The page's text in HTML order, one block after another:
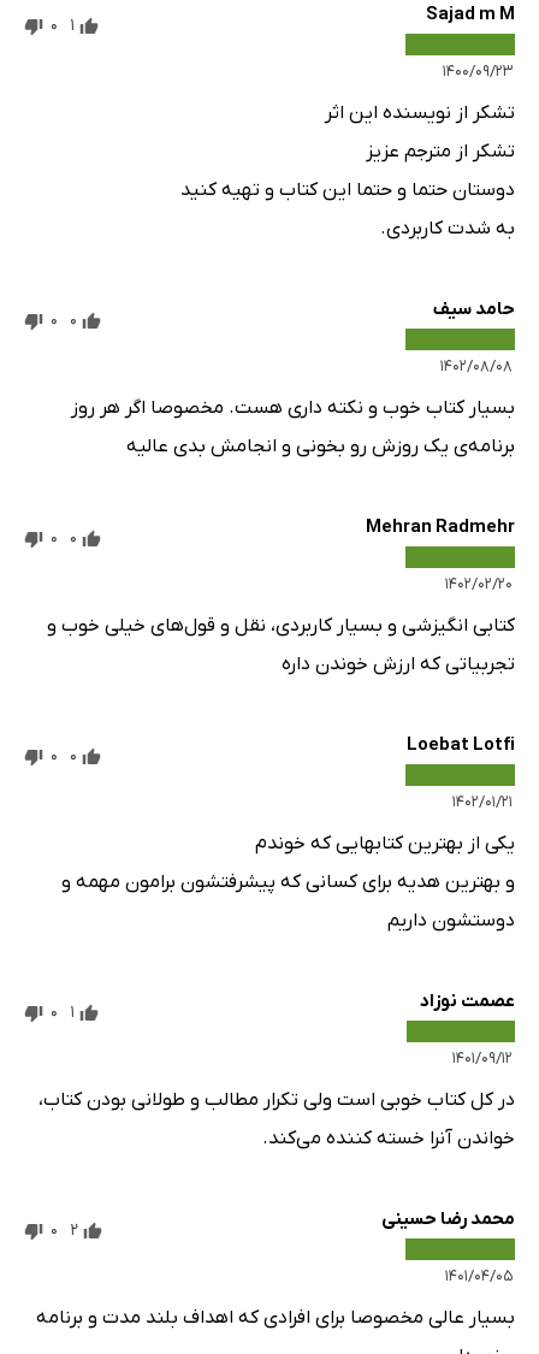
Sajad m M
۱۴۰۰/۰۹/۲۳
1
0
تشکر از نویسنده این اثر
تشکر از مترجم عزیز
دوستان حتما و حتما این کتاب و تهیه کنید
به شدت کاربردی.
حامد سیف
۱۴۰۲/۰۸/۰۸
0
0
بسیار کتاب خوب و نکته داری هست. مخصوصا اگر هر روز
برنامه‌ی یک روزش رو بخونی و انجامش بدی عالیه
Mehran Radmehr
۱۴۰۲/۰۲/۲۰
0
0
کتابی انگیزشی و بسیار کاربردی، نقل و قول‌های خیلی خوب و
تجربیاتی که ارزش خوندن داره
Loebat Lotfi
۱۴۰۲/۰۱/۲۱
0
0
یکی از بهترین کتابهایی که خوندم
و بهترین هدیه برای کسانی که پیشرفتشون برامون مهمه و
دوستشون داریم
عصمت نوزاد
۱۴۰۱/۰۹/۱۲
1
0
در کل کتاب خوبی است ولی تکرار مطالب و طولانی بودن کتاب،
خواندن آنرا خسته کننده می‌کند.
محمد رضا حسینی
۱۴۰۱/۰۴/۰۵
2
0
بسیار عالی مخصوصا برای افرادی که اهداف بلند مدت و برنامه